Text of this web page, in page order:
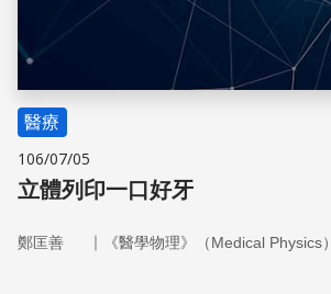
醫療
106/07/05
立體列印一口好牙
鄭匡善 ｜ 《醫學物理》（Medical Physics